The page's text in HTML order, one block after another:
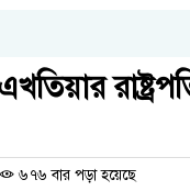
৬৭৬ বার পড়া হয়েছে